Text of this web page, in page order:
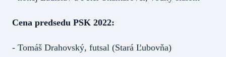
Cena predsedu PSK 2022:
- Tomáš Drahovský, futsal (Stará Ľubovňa)